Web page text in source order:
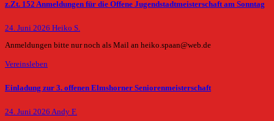
z.Zt. 152 Anmeldungen für die Offene Jugendstadtmeisterschaft am Sonntag
24. Juni 2026 Heiko S.
Anmeldungen bitte nur noch als Mail an heiko.spaan@web.de
Vereinsleben
Einladung zur 3. offenen Elmshorner Seniorenmeisterschaft
24. Juni 2026 Andy F.